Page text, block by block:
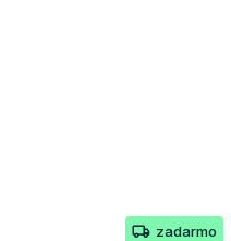
zadarmo